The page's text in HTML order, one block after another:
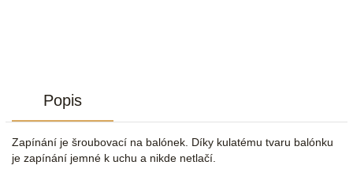
Popis
Zapínání je šroubovací na balónek. Díky kulatému tvaru balónku
je zapínání jemné k uchu a nikde netlačí.